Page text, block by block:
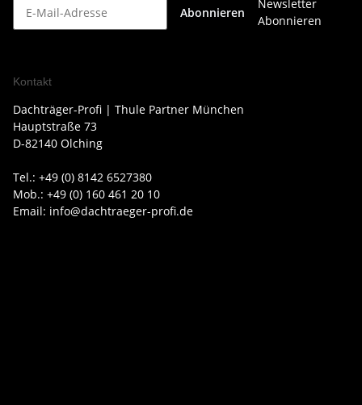
Abonnieren
Newsletter
Abonnieren
Kontakt
Dachträger-Profi | Thule Partner München
Hauptstraße 73
D-82140 Olching
Tel.: +49 (0) 8142 6527380
Mob.: +49 (0) 160 461 20 10
Email: info@dachtraeger-profi.de